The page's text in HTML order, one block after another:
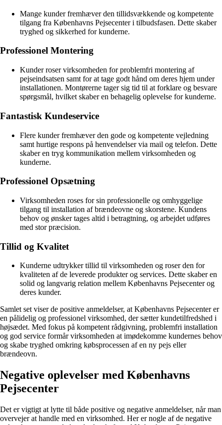
Mange kunder fremhæver den tillidsvækkende og kompetente
tilgang fra Københavns Pejsecenter i tilbudsfasen. Dette skaber
tryghed og sikkerhed for kunderne.
Professionel Montering
Kunder roser virksomheden for problemfri montering af
pejseindsatsen samt for at tage godt hånd om deres hjem under
installationen. Montørerne tager sig tid til at forklare og besvare
spørgsmål, hvilket skaber en behagelig oplevelse for kunderne.
Fantastisk Kundeservice
Flere kunder fremhæver den gode og kompetente vejledning
samt hurtige respons på henvendelser via mail og telefon. Dette
skaber en tryg kommunikation mellem virksomheden og
kunderne.
Professionel Opsætning
Virksomheden roses for sin professionelle og omhyggelige
tilgang til installation af brændeovne og skorstene. Kundens
behov og ønsker tages altid i betragtning, og arbejdet udføres
med stor præcision.
Tillid og Kvalitet
Kunderne udtrykker tillid til virksomheden og roser den for
kvaliteten af de leverede produkter og services. Dette skaber en
solid og langvarig relation mellem Københavns Pejsecenter og
deres kunder.
Samlet set viser de positive anmeldelser, at Københavns Pejsecenter er
en pålidelig og professionel virksomhed, der sætter kundetilfredshed i
højsædet. Med fokus på kompetent rådgivning, problemfri installation
og god service formår virksomheden at imødekomme kundernes behov
og skabe tryghed omkring købsprocessen af en ny pejs eller
brændeovn.
Negative oplevelser med Københavns
Pejsecenter
Det er vigtigt at lytte til både positive og negative anmeldelser, når man
overvejer at handle med en virksomhed. Her er nogle af de negative